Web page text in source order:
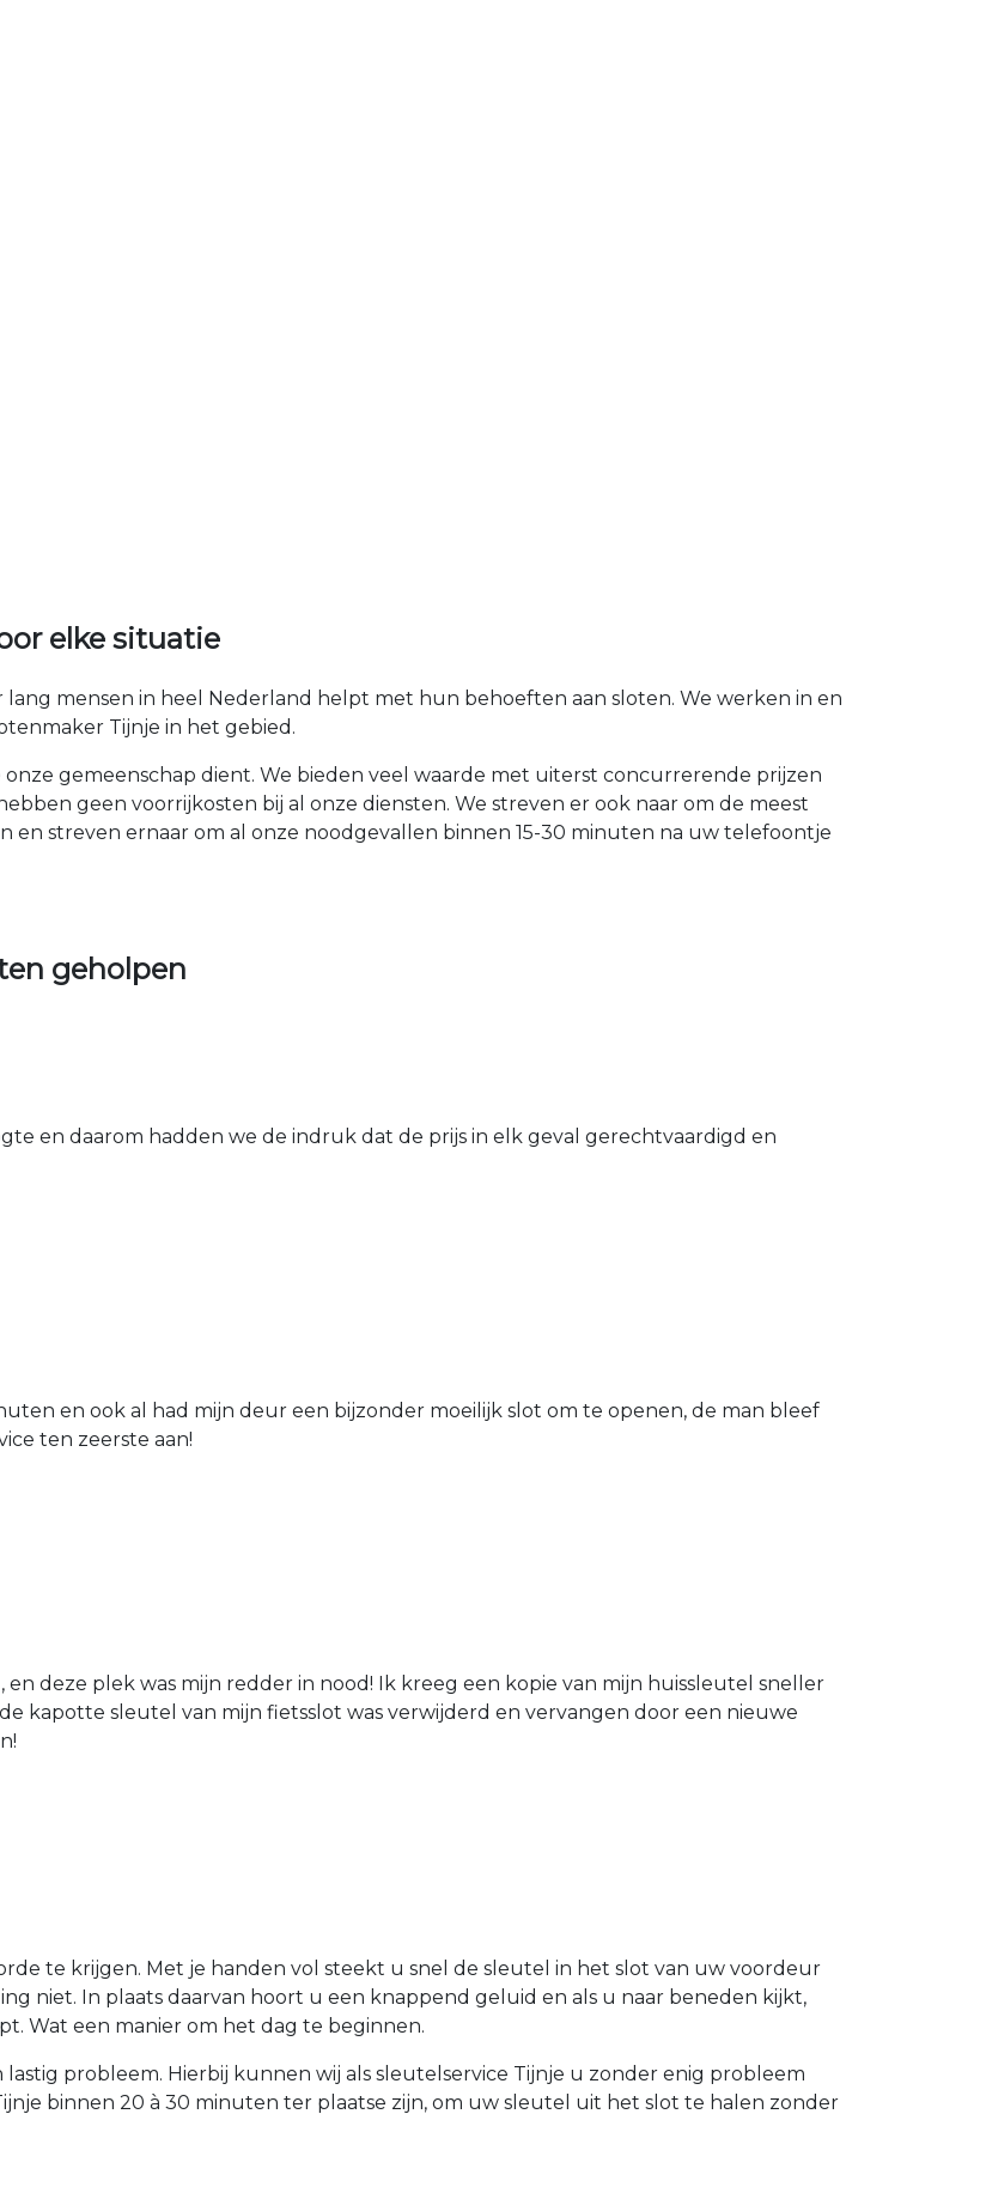
elke situatie
lang mensen in heel Nederland helpt met hun behoeften aan sloten. We werken in en
Tijnje in het gebied.
gemeenschap dient. We bieden veel waarde met uiterst concurrerende prijzen
geen voorrijkosten bij al onze diensten. We streven er ook naar om de meest
en streven ernaar om al onze noodgevallen binnen 15-30 minuten na uw telefoontje
geholpen
en daarom hadden we de indruk dat de prijs in elk geval gerechtvaardigd en
en ook al had mijn deur een bijzonder moeilijk slot om te openen, de man bleef
ten zeerste aan!
deze plek was mijn redder in nood! Ik kreeg een kopie van mijn huissleutel sneller
kapotte sleutel van mijn fietsslot was verwijderd en vervangen door een nieuwe
te krijgen. Met je handen vol steekt u snel de sleutel in het slot van uw voordeur
niet. In plaats daarvan hoort u een knappend geluid en als u naar beneden kijkt,
Wat een manier om het dag te beginnen.
probleem. Hierbij kunnen wij als sleutelservice Tijnje u zonder enig probleem
binnen 20 à 30 minuten ter plaatse zijn, om uw sleutel uit het slot te halen zonder